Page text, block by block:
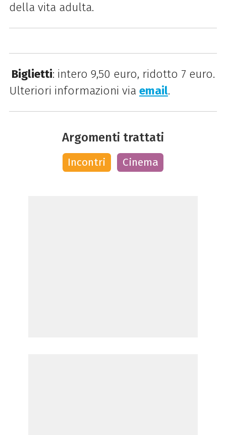
della vita adulta.
Biglietti: intero 9,50 euro, ridotto 7 euro.
Ulteriori informazioni via email.
Argomenti trattati
Incontri Cinema